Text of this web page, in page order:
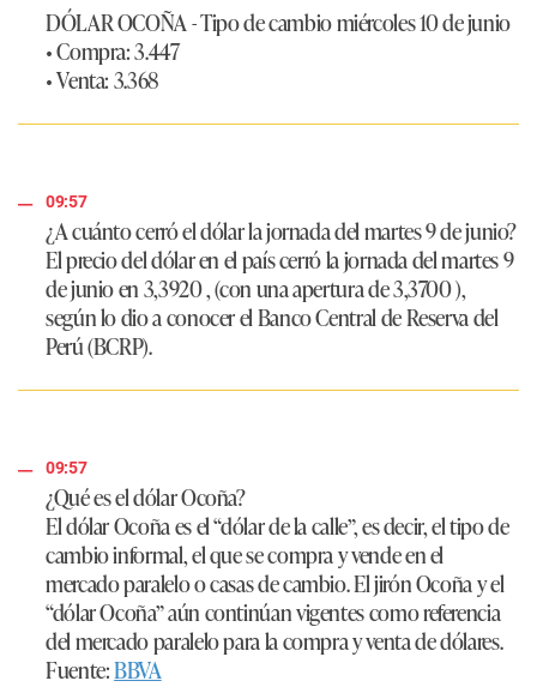
DÓLAR OCOÑA - Tipo de cambio miércoles 10 de junio
• Compra: 3.447
• Venta: 3.368
09:57
¿A cuánto cerró el dólar la jornada del martes 9 de junio?
El precio del dólar en el país cerró la jornada del martes 9
de junio en3,3920, (con una apertura de 3,3700 ),
según lo dio a conocer el Banco Central de Reserva del
Perú (BCRP).
09:57
¿Qué es el dólar Ocoña?
El dólar Ocoña es el “dólar de la calle”, es decir, el tipo de
cambio informal, el que se compra y vende en el
mercado paralelo o casas de cambio. El jirón Ocoña y el
“dólar Ocoña” aún continúan vigentes como referencia
del mercado paralelo para la compra y venta de dólares.
Fuente:BBVA